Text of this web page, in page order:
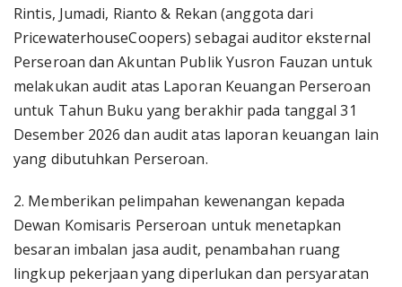
Rintis, Jumadi, Rianto & Rekan (anggota dari
PricewaterhouseCoopers) sebagai auditor eksternal
Perseroan dan Akuntan Publik Yusron Fauzan untuk
melakukan audit atas Laporan Keuangan Perseroan
untuk Tahun Buku yang berakhir pada tanggal 31
Desember 2026 dan audit atas laporan keuangan lain
yang dibutuhkan Perseroan.
2. Memberikan pelimpahan kewenangan kepada
Dewan Komisaris Perseroan untuk menetapkan
besaran imbalan jasa audit, penambahan ruang
lingkup pekerjaan yang diperlukan dan persyaratan